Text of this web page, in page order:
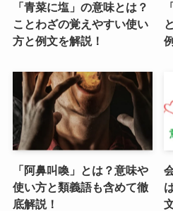
「青菜に塩」の意味とは？
ことわざの覚えやすい使い
方と例文を解説！
「阿鼻叫喚」とは？意味や
使い方と類義語も含めて徹
底解説！